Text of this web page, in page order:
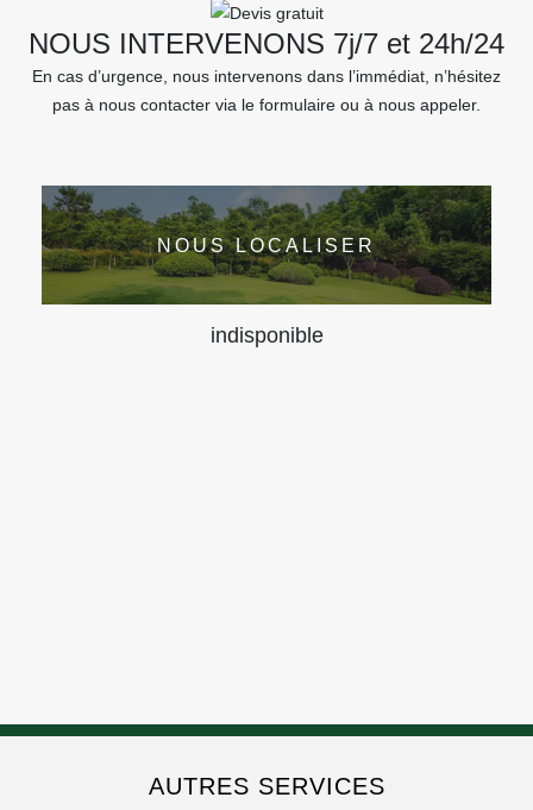
NOUS INTERVENONS 7j/7 et 24h/24
En cas d’urgence, nous intervenons dans l’immédiat, n’hésitez
pas à nous contacter via le formulaire ou à nous appeler.
NOUS LOCALISER
indisponible
AUTRES SERVICES